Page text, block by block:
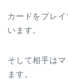
カードをプレ
います。
そして相手は
ます。